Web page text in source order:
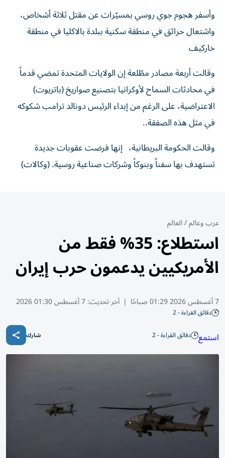
وأسفر هجوم جوي روسي بمسيّرات عن مقتل ثلاثة أشخاص،
واشتعال حرائق في منطقة سكنية ببلدة بالاكليا في منطقة
خاركيف
وقالت أربعة مصادر مطّلعة إن الولايات المتحدة تمضي قدماً
في محادثات السماح لأوكرانيا بتصنيع صواريخ (باتريوت)
الاعتراضية، على الرغم من إبداء الرئيس دونالد ترامب ‌شكوكه
في مثل هذه ‌الصفقة..
وقالت الحكومة البريطانية، إنها فرضت ‌عقوبات جديدة
تستهدف بها سفناً وبنوكاً ​وشركات صناعية روسية. (وكالات)
عرب وعالم/العالم
استطلاع: 35% فقط من
الأمريكيين يدعمون حرب إيران
7 أغسطس 2026 01:29 صباحًا | آخر تحديث:7 أغسطس 01:30 2026
دقائق القراءة - 2
استمع دقائق القراءة - 2 شارك